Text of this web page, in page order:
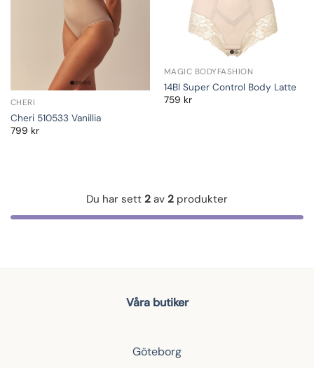
CHERI
Cheri 510533 Vanillia
799 kr
MAGIC BODYFASHION
14Bl Super Control Body Latte
759 kr
Du har sett 2 av 2 produkter
Våra butiker
Göteborg